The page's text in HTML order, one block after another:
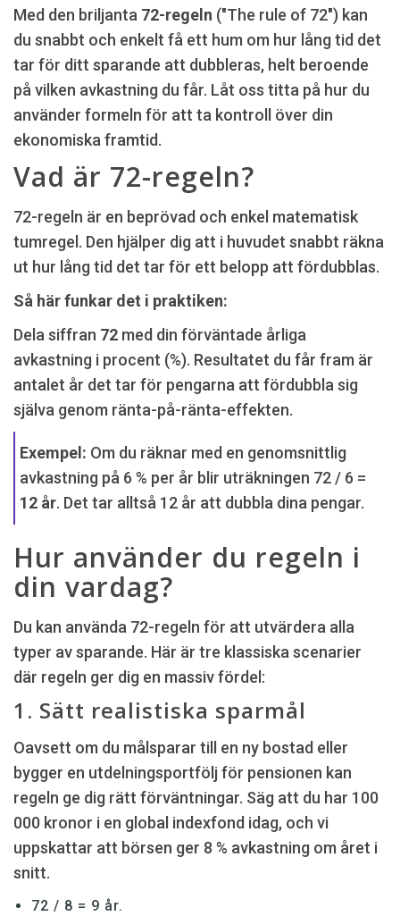
Med den briljanta 72-regeln ("The rule of 72") kan
du snabbt och enkelt få ett hum om hur lång tid det
tar för ditt sparande att dubbleras, helt beroende
på vilken avkastning du får. Låt oss titta på hur du
använder formeln för att ta kontroll över din
ekonomiska framtid.
Vad är 72-regeln?
72-regeln är en beprövad och enkel matematisk
tumregel. Den hjälper dig att i huvudet snabbt räkna
ut hur lång tid det tar för ett belopp att fördubblas.
Så här funkar det i praktiken:
Dela siffran 72 med din förväntade årliga
avkastning i procent (%). Resultatet du får fram är
antalet år det tar för pengarna att fördubbla sig
själva genom ränta-på-ränta-effekten.
Exempel: Om du räknar med en genomsnittlig
avkastning på 6 % per år blir uträkningen 72 / 6 =
12 år. Det tar alltså 12 år att dubbla dina pengar.
Hur använder du regeln i
din vardag?
Du kan använda 72-regeln för att utvärdera alla
typer av sparande. Här är tre klassiska scenarier
där regeln ger dig en massiv fördel:
1. Sätt realistiska sparmål
Oavsett om du målsparar till en ny bostad eller
bygger en utdelningsportfölj för pensionen kan
regeln ge dig rätt förväntningar. Säg att du har 100
000 kronor i en global indexfond idag, och vi
uppskattar att börsen ger 8 % avkastning om året i
snitt.
72 / 8 = 9 år.